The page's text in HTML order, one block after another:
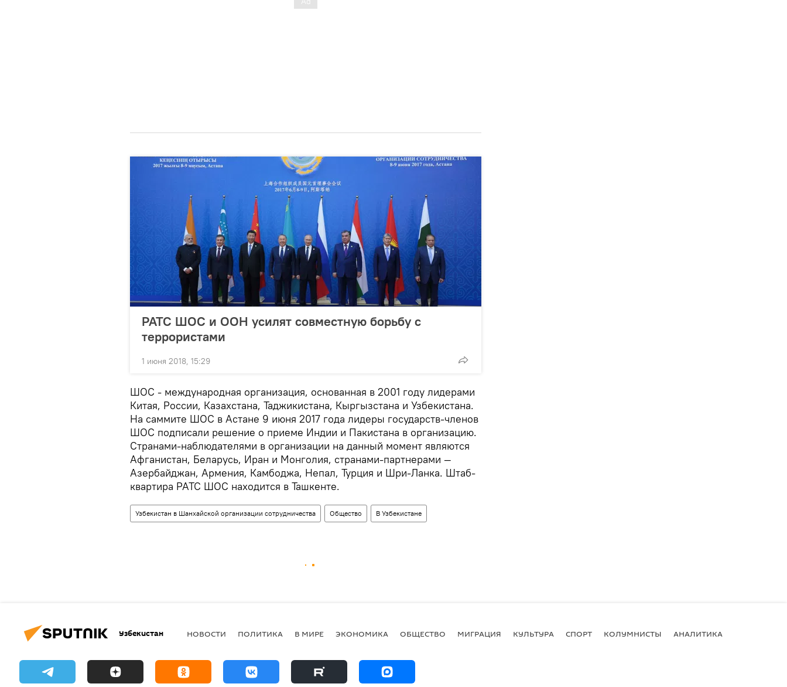
РАТС ШОС и ООН усилят совместную борьбу с
террористами
1 июня 2018, 15:29
ШОС - международная организация, основанная в 2001 году лидерами
Китая, России, Казахстана, Таджикистана, Кыргызстана и Узбекистана.
На саммите ШОС в Астане 9 июня 2017 года лидеры государств-членов
ШОС подписали решение о приеме Индии и Пакистана в организацию.
Странами-наблюдателями в организации на данный момент являются
Афганистан, Беларусь, Иран и Монголия, странами-партнерами —
Азербайджан, Армения, Камбоджа, Непал, Турция и Шри-Ланка. Штаб-
квартира РАТС ШОС находится в Ташкенте.
Узбекистан в Шанхайской организации сотрудничества Общество В Узбекистане
Узбекистан НОВОСТИ ПОЛИТИКА В МИРЕ ЭКОНОМИКА ОБЩЕСТВО МИГРАЦИЯ КУЛЬТУРА СПОРТ КОЛУМНИСТЫ АНАЛИТИКА